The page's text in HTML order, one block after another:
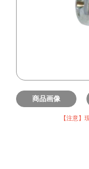
商品画像
【注意】